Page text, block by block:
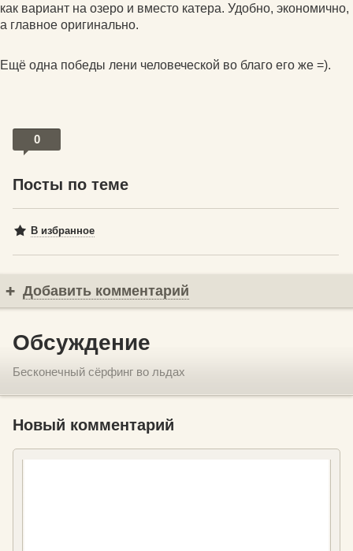
как вариант на озеро и вместо катера. Удобно, экономично,
а главное оригинально.
Ещё одна победы лени человеческой во благо его же =).
0
Посты по теме
В избранное
Добавить комментарий
Обсуждение
Бесконечный сёрфинг во льдах
Новый комментарий